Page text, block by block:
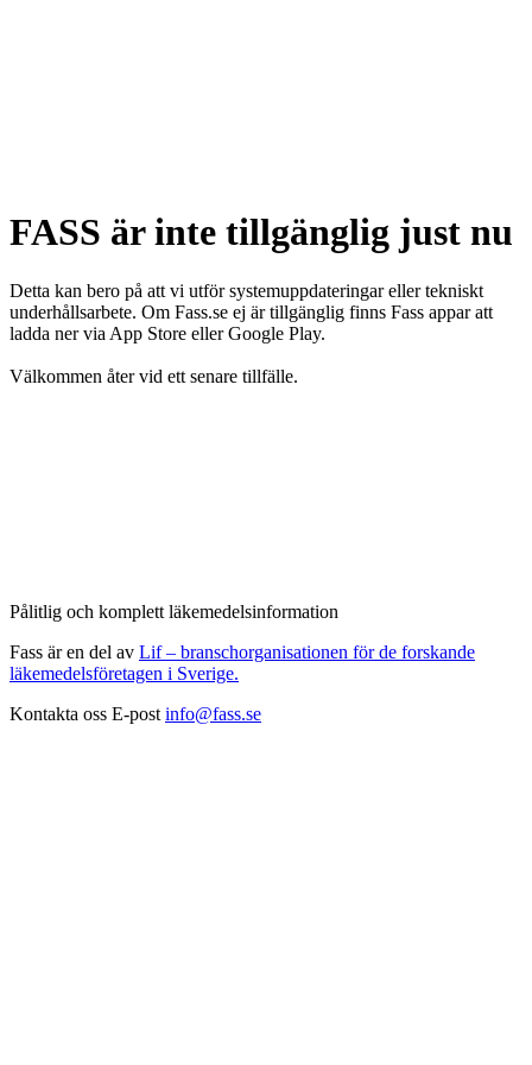
FASS är inte tillgänglig just nu
Detta kan bero på att vi utför systemuppdateringar eller tekniskt
underhållsarbete. Om Fass.se ej är tillgänglig finns Fass appar att
ladda ner via App Store eller Google Play.
Välkommen åter vid ett senare tillfälle.
Pålitlig och komplett läkemedelsinformation
Fass är en del av Lif – branschorganisationen för de forskande
läkemedelsföretagen i Sverige.
Kontakta oss E-post info@fass.se